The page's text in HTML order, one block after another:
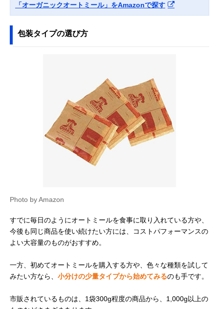
「オーガニックオートミール」をAmazonで探す
包装タイプの選び方
Photo by Amazon
すでに毎日のようにオートミールを食事に取り入れている方や、
今後も同じ商品を使い続けたい方には、コストパフォーマンスの
よい大容量のものがおすすめ。
一方、初めてオートミールを購入する方や、色々な種類を試して
みたい方なら、 小分けの少量タイプから始めてみるのも手です。
市販されているものは、1袋300g程度の商品から、1,000g以上の